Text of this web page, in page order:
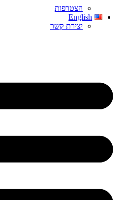
הצטרפות
English
יצירת קשר